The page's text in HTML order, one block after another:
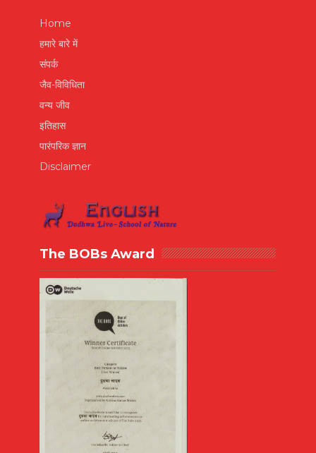
Home
हमारे बारे में
संपर्क
जैव-विविधिता
वन्य जीव
इतिहास
पारंपरिक ज्ञान
Disclaimer
The BOBs Award